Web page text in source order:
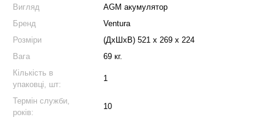
Вигляд
AGM акумулятор
Бренд
Ventura
Розміри
(ДхШхВ) 521 x 269 x 224
Вага
69 кг.
Кількість в
упаковці, шт:
1
Термін служби,
років:
10